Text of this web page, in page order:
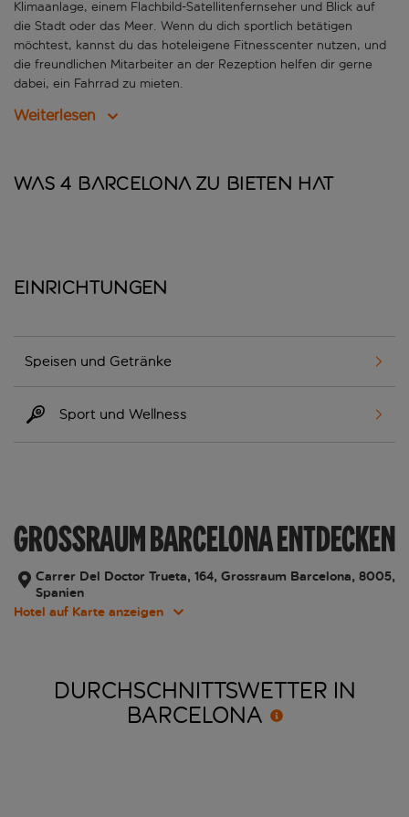
Klimaanlage, einem Flachbild-Satellitenfernseher und Blick auf
die Stadt oder das Meer. Wenn du dich sportlich betätigen
möchtest, kannst du das hoteleigene Fitnesscenter nutzen, und
die freundlichen Mitarbeiter an der Rezeption helfen dir gerne
dabei, ein Fahrrad zu mieten.
Weiterlesen
Was 4 Barcelona zu bieten hat
Einrichtungen
Speisen und Getränke
Sport und Wellness
GROSSRAUM BARCELONA ENTDECKEN
Carrer Del Doctor Trueta, 164, Grossraum Barcelona, 8005,
Spanien
Hotel auf Karte anzeigen
DURCHSCHNITTSWETTER IN
BARCELONA